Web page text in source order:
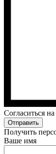
Cогласиться
Отправить
Получить
Ваше имя